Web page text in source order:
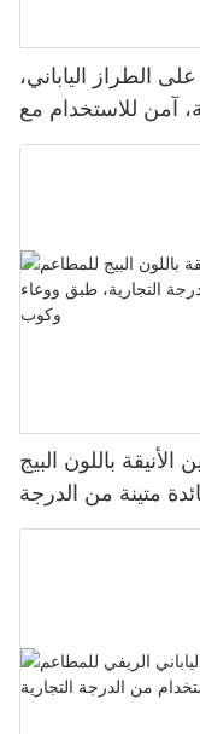
الطراز الياباني،
آمن للاستخدام مع
غسالة الصحون
باللون البيج
متينة من الدرجة
طبق ووعاء وكوب